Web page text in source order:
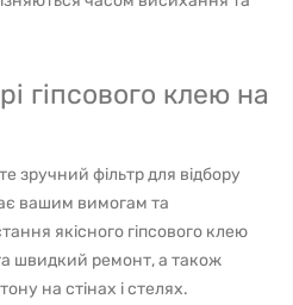
гіпсового клею на
зручний фільтр для відбору
вашим вимогам та
якісного гіпсового клею
швидкий ремонт, а також
на стінах і стелях.